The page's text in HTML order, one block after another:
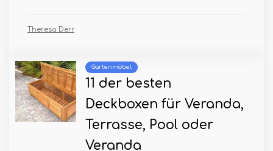
Theresa Derr
Gartenmöbel
11 der besten
Deckboxen für Veranda,
Terrasse, Pool oder
Veranda